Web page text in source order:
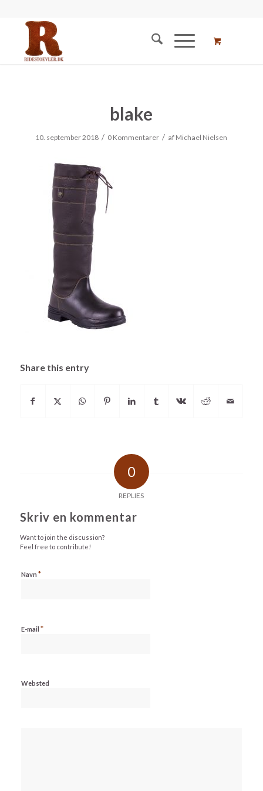
blake
10. september 2018 / 0 Kommentarer / af Michael Nielsen
Share this entry
0
REPLIES
Skriv en kommentar
Want to join the discussion?
Feel free to contribute!
Navn *
E-mail *
Websted